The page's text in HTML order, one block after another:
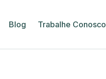
Blog Trabalhe Conosco